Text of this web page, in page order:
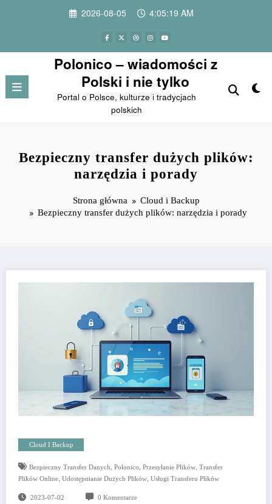
2026-08-05 4:05:20 AM
Polonico – wiadomości z
Polski i nie tylko
Portal o Polsce, kulturze i tradycjach
polskich
Bezpieczny transfer dużych plików:
narzędzia i porady
Strona główna
Cloud i Backup
Bezpieczny transfer dużych plików: narzędzia i porady
Cloud I Backup
Bezpieczny Transfer Danych, Polonico, Przesyłanie Plików, Transfer
Plików Online, Udostępnianie Dużych Plików, Usługi Transferu Plików
2023-07-02 0 Komentarze